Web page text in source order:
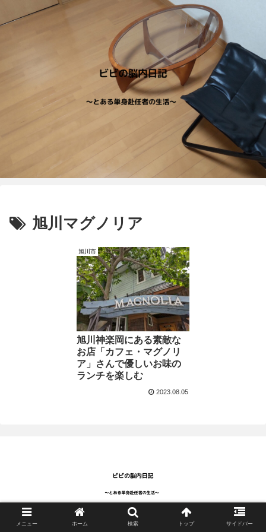
旭川マグノリア
旭川市
旭川神楽岡にある素敵な
お店「カフェ・マグノリ
ア」さんで優しいお味の
ランチを楽しむ
2023.08.05
Copyright © 2023 ビビの部屋 All Rights Reserved.
メニュー ホーム 検索 トップ サイドバー